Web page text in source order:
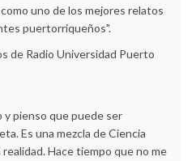
uno de los mejores relatos
puertorriqueños".
de Radio Universidad Puerto
y pienso que puede ser
Es una mezcla de Ciencia
Hace tiempo que no me